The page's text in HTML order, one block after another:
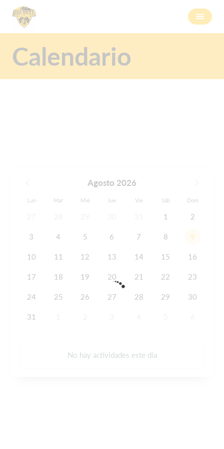
Calendario
Agosto 2026
Lun Mar Mié Jue Vie Sáb Dom
1 2
3 4 5 6 7 8 9
10 11 12 13 14 15 16
17 18 19 20 21 22 23
24 25 26 27 28 29 30
31
No hay actividades este día